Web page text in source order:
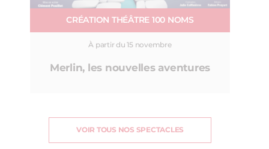
CRÉATION THÉÂTRE 100 NOMS
À partir du 15 novembre
Merlin, les nouvelles aventures
VOIR TOUS NOS SPECTACLES